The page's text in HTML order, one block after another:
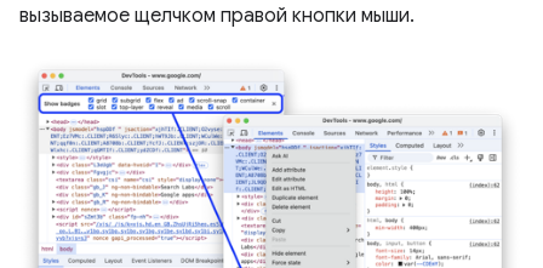
вызываемое щелчком правой кнопки мыши.